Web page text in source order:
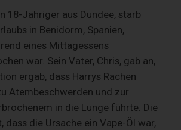
18-Jähriger aus Dundee, starb
in Benidorm, Spanien,
eines Mittagessens
war. Sein Vater, Chris, gab an,
ergab, dass Harrys Rachen
Atembeschwerden und zur
in die Lunge führte. Die
dass die Ursache ein Vape-Öl war,